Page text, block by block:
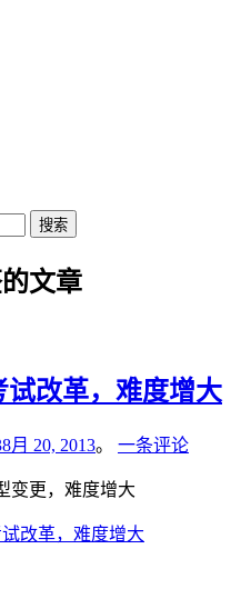
文章
改革，难度增大
8月 20, 2013。 一条评论
变更，难度增大
改革，难度增大